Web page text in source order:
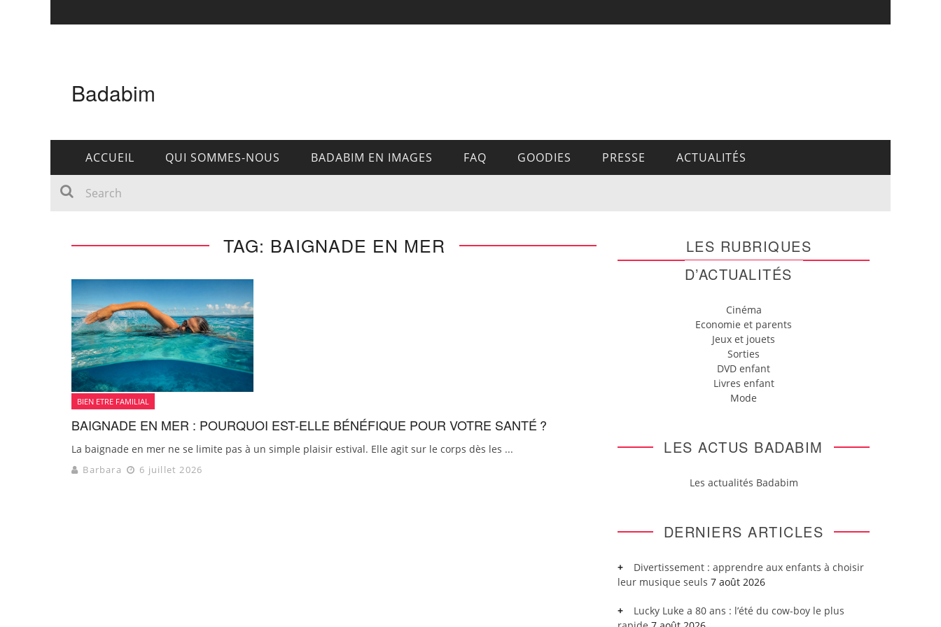
Badabim
ACCUEIL QUI SOMMES-NOUS BADABIM EN IMAGES FAQ GOODIES PRESSE ACTUALITÉS
TAG: BAIGNADE EN MER
BIEN ETRE FAMILIAL
BAIGNADE EN MER : POURQUOI EST-ELLE BÉNÉFIQUE POUR VOTRE SANTÉ ?
La baignade en mer ne se limite pas à un simple plaisir estival. Elle agit sur le corps dès les ...
Barbara 6 juillet 2026
LES RUBRIQUES
D’ACTUALITÉS
Cinéma
Economie et parents
Jeux et jouets
Sorties
DVD enfant
Livres enfant
Mode
LES ACTUS BADABIM
Les actualités Badabim
DERNIERS ARTICLES
Divertissement : apprendre aux enfants à choisir
leur musique seuls 7 août 2026
Lucky Luke a 80 ans : l’été du cow-boy le plus